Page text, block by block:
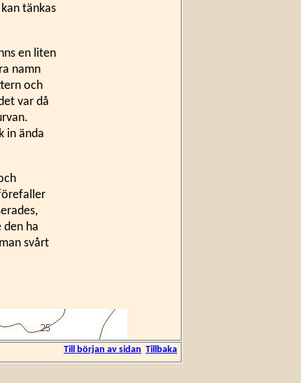
tänkas
en liten
namn
och
var då
in ända
den ha
svårt
Till början av sidan Tillbaka